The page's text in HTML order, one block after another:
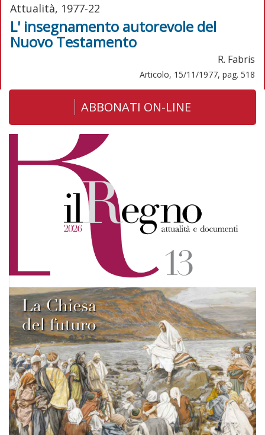
Attualità, 1977-22
L' insegnamento autorevole del
Nuovo Testamento
R. Fabris
Articolo, 15/11/1977, pag. 518
ABBONATI ON-LINE